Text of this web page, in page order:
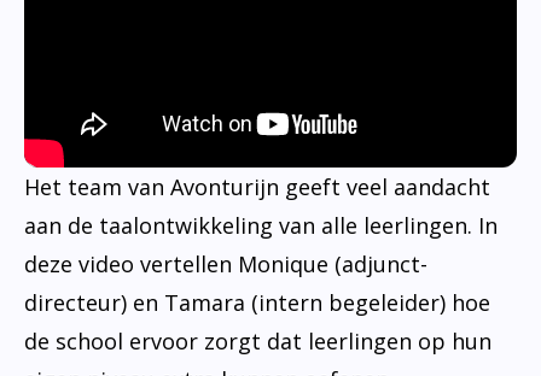
Het team van Avonturijn geeft veel aandacht
aan de taalontwikkeling van alle leerlingen. In
deze video vertellen Monique (adjunct-
directeur) en Tamara (intern begeleider) hoe
de school ervoor zorgt dat leerlingen op hun